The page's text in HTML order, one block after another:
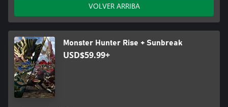
VOLVER ARRIBA
Monster Hunter Rise + Sunbreak
USD$59.99+